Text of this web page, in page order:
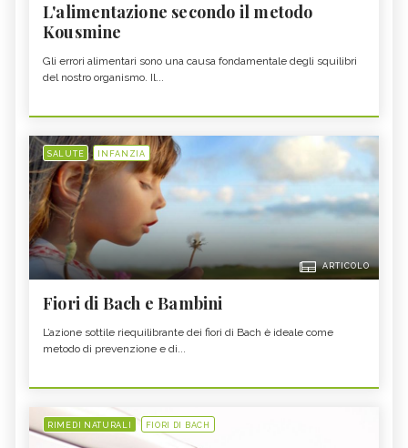
L'alimentazione secondo il metodo
Kousmine
Gli errori alimentari sono una causa fondamentale degli squilibri
del nostro organismo. Il...
SALUTE INFANZIA
ARTICOLO
Fiori di Bach e Bambini
L’azione sottile riequilibrante dei fiori di Bach è ideale come
metodo di prevenzione e di...
RIMEDI NATURALI FIORI DI BACH